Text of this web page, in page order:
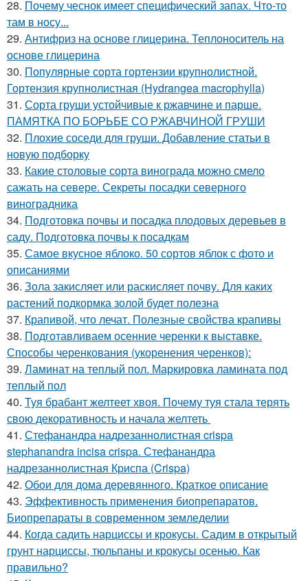
28. Почему чеснок имеет специфический запах. Что-то
там в носу...
29. Антифриз на основе глицерина. Теплоноситель на
основе глицерина
30. Популярные сорта гортензии крупнолистной.
Гортензия крупнолистная (Hydrangea macrophylla)
31. Сорта груши устойчивые к ржавчине и парше.
ПАМЯТКА ПО БОРЬБЕ СО РЖАВЧИНОЙ ГРУШИ
32. Плохие соседи для груши. Добавление статьи в
новую подборку
33. Какие столовые сорта винограда можно смело
сажать на севере. Секреты посадки северного
виноградника
34. Подготовка почвы и посадка плодовых деревьев в
саду. Подготовка почвы к посадкам
35. Самое вкусное яблоко. 50 сортов яблок с фото и
описаниями
36. Зола закисляет или раскисляет почву. Для каких
растений подкормка золой будет полезна
37. Крапивой, что лечат. Полезные свойства крапивы
38. Подготавливаем осенние черенки к выставке.
Способы черенкования (укоренения черенков):
39. Ламинат на теплый пол. Маркировка ламината под
теплый пол
40. Туя брабант желтеет хвоя. Почему туя стала терять
свою декоративность и начала желтеть
41. Стефанандра надрезаннолистная crispa
stephanandra incisa crispa. Стефанандра
надрезаннолистная Криспа (Crispa)
42. Обои для дома деревянного. Краткое описание
43. Эффективность применения биопрепаратов.
Биопрепараты в современном земледелии
44. Когда садить нарциссы и крокусы. Садим в открытый
грунт нарциссы, тюльпаны и крокусы осенью. Как
правильно?